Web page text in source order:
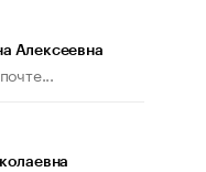
Алексеевна